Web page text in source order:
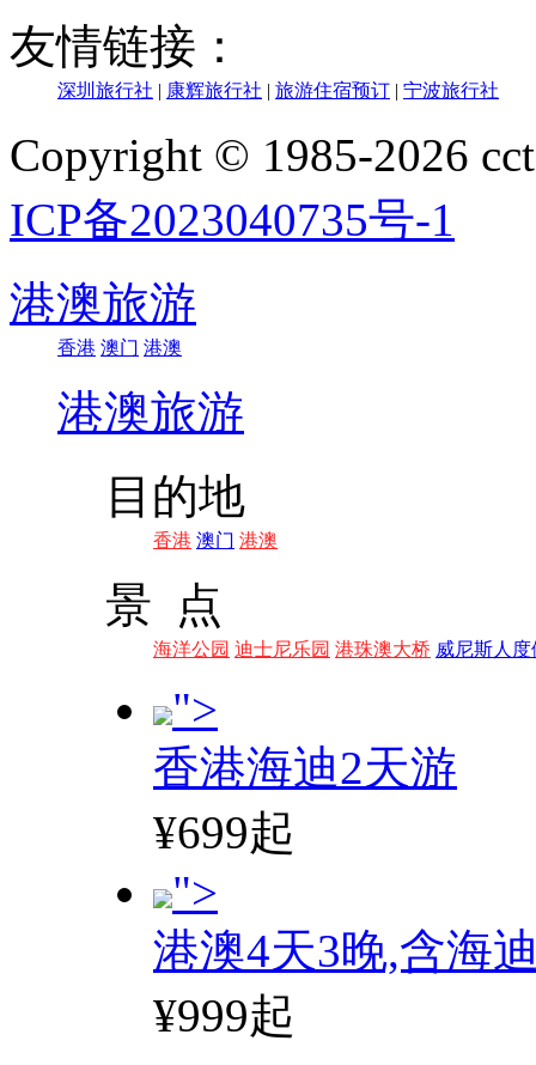
友情链接：
深圳旅行社 | 康辉旅行社 | 旅游住宿预订 | 宁波旅行社
Copyright © 1985-2026
ICP备2023040735号-1
港澳旅游
香港 澳门 港澳
港澳旅游
目的地
香港 澳门 港澳
景 点
海洋公园 迪士尼乐园 港珠澳大桥 威尼斯人度
">
香港海迪2天游
¥699起
">
港澳4天3晚,含海
¥999起